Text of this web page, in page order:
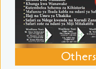
Others